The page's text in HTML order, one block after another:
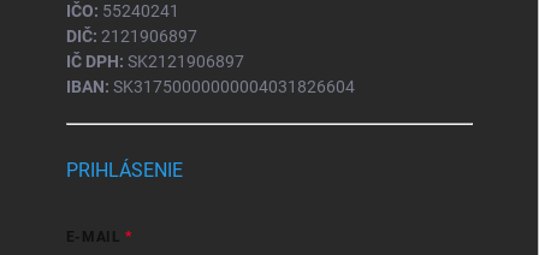
IČO: 55240241
DIČ: 2121906897
IČ DPH: SK2121906897
IBAN: SK31750000000004031826604
PRIHLÁSENIE
E-MAIL